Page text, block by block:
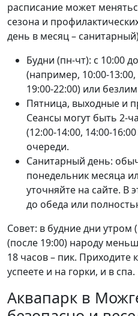
расписание может
сезона и
день в месяц –
Будни (пн-чт): с 10:00
(например, 10:00-13:00,
19:00-22:00) или
Пятница, выходные и
Сеансы могут быть 2-
(12:00-14:00, 14:00-
очереди.
Санитарный день:
понедельник месяца
уточняйте на сайте. В
до обеда или
Совет: в будние дни утром
(после 19:00) народу
18 часов – пик. Приходите
успеете и на горки, и в спа.
Аквапарк в